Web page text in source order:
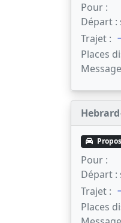
Pour :
Départ :
Trajet :
Places
Hebrard
Pour :
Départ :
Trajet :
Places